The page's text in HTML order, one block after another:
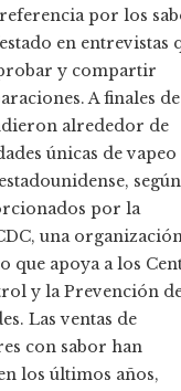
por los
en entrevistas
y compartir
A finales de
alrededor de
únicas de vapeo
según
por la
una
que apoya a los
y la Prevención
Las ventas de
con sabor han
los últimos años,